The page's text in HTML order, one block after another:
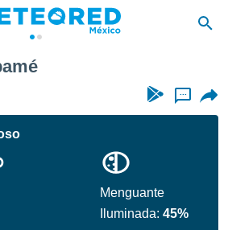
...
Menguante
Iluminada:45%